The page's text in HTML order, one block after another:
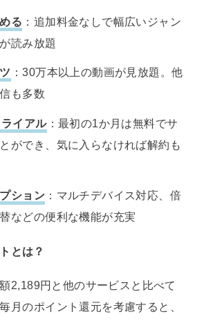
る ：追加料金なしで幅広いジャン
読み放題
：30万本以上の動画が見放題。他
も多数
イアル：最初の1か月は無料でサ
ができ、気に入らなければ解約も
ション ：マルチデバイス対応、倍
などの便利な機能が充実
とは？
額2,189円と他のサービスと比べて
月のポイント還元を考慮すると、